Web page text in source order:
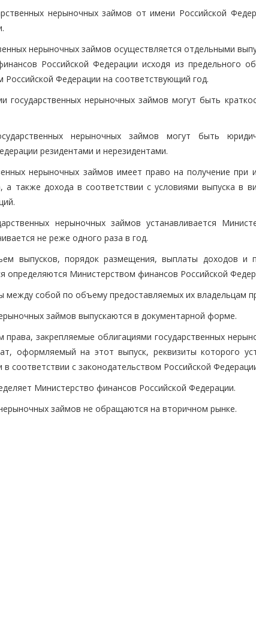
нерыночных займов от имени Российской
нерыночных займов осуществляется отдельными
Российской Федерации исходя из предельного
Российской Федерации на соответствующий год.
государственных нерыночных займов могут быть
нерыночных займов могут быть
резидентами и нерезидентами.
нерыночных займов имеет право на получение при
а также дохода в соответствии с условиями выпуска в
нерыночных займов устанавливается
не реже одного раза в год.
выпусков, порядок размещения, выплаты доходов и
определяются Министерством финансов Российской
между собой по объему предоставляемых их владельцам
займов выпускаются в документарной форме.
закрепляемые облигациями государственных
оформляемый на этот выпуск, реквизиты которого
соответствии с законодательством Российской
Министерство финансов Российской Федерации.
займов не обращаются на вторичном рынке.